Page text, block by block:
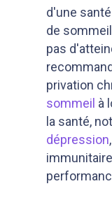
d'une
de
pas
privation
sommeil à
la santé,
dépression